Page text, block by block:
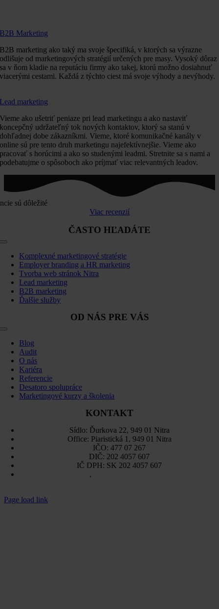
B2B Marketing
B2B marketing ako taký ma svoje špecifiká, v ktorých sa výrazne
odlišuje od marketingových stratégií určených pre masy. Vysoký dôraz
sa v ňom kladie na reputáciu firmy ako takej, ktorú možno dosiahnuť
viacerými cestami. Každá z týchto ciest má svoje výhody a nevýhody.
Lead marketing
Vieme ako ušetriť peniaze pri lead marketingu a ako nastaviť
koncepčný udržateľný tok nových kontaktov, ktorý sa stanú v
dohľadnej dobe zákazníkmi. Vieme, ktoré komunikačné kanály v
online sú pre tento druh marketingu najefektívnejšie. Vieme ako
pracovať s horúcimi a ako so studenými leadmi. Stretnite sa s nami a
podebatujme o spôsoboch ako príjmať viac relevantných leadov.
sú dôležité
Viac recenzií
ČASTO HĽADÁTE
Toggle
NavigationKomplexné marketingové stratégie
Employer branding a HR marketing
Tvorba web stránok Nitra
Lead marketing
B2B marketing
Ďalšie služby
OD NÁS PRE VÁS
Toggle
Navigation
Blog
Audit
O nás
Kariéra
Referencie
Desatoro spolupráce
Marketingové kurzy a školenia
KONTAKT
Sídlo: Ďurkova 22, 949 01 Nitra
Office: Piaristická 1, 949 01 Nitra
IČO: 477 07 267
DIČ: 202 4057 607
IČ DPH: SK 202 4057 607
,
Page load link